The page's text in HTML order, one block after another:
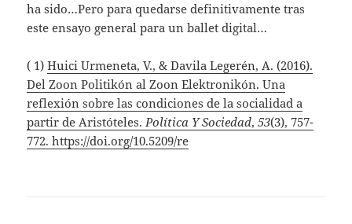
ha sido…Pero para quedarse definitivamente tras
este ensayo general para un ballet digital…
( 1)Huici Urmeneta, V., & Davila Legerén, A. (2016).
Del Zoon Politikón al Zoon Elektronikón. Una
reflexión sobre las condiciones de la socialidad a
partir de Aristóteles.Política Y Sociedad,53(3), 757-
772. https://doi.org/10.5209/re